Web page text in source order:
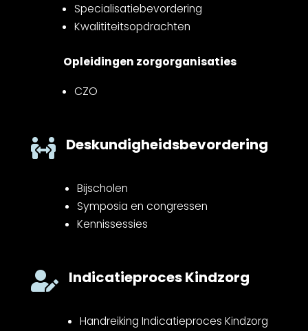
Specialisatiebevordering
Kwalititeitsopdrachten
Opleidingen zorgorganisaties
CZO
 Deskundigheidsbevordering
Bijscholen
Symposia en congressen
Kennissessies
 Indicatieproces Kindzorg
Handreiking Indicatieproces Kindzorg